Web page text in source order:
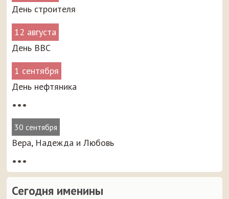
День строителя
12 августа
День ВВС
1 сентября
День нефтяника
•••
30 сентября
Вера, Надежда и Любовь
•••
Сегодня именины